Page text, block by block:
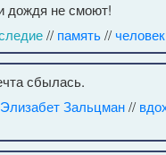
дождя не смоют!
// память//
сбылась.
Элизабет Зальцман//